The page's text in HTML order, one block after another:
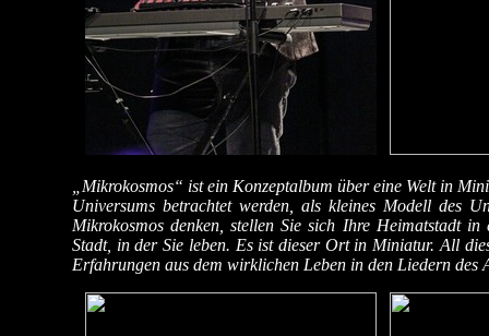
„Mikrokosmos“ ist ein Konzeptalbum über eine Welt in
Universums betrachtet werden, als kleines Modell des
Mikrokosmos denken, stellen Sie sich Ihre Heimatstadt
Stadt, in der Sie leben. Es ist dieser Ort in Miniatur. All
Erfahrungen aus dem wirklichen Leben in den Liedern des